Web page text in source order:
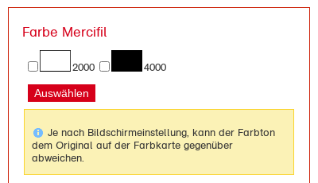
Farbe Mercifil
2000 4000
Je nach Bildschirmeinstellung, kann der Farbton
dem Original auf der Farbkarte gegenüber
abweichen.